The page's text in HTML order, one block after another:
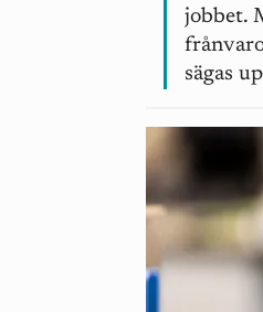
jobbet.
sägas